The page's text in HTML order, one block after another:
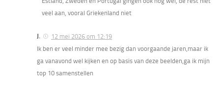
veel aan, vooral Griekenland niet
J.
12 mei 2026 om 12:19
Ik ben er veel minder mee bezig dan voorgaande jaren,maar ik
ga vanavond wel kijken en op basis van deze beelden,ga ik mijn
top 10 samenstellen